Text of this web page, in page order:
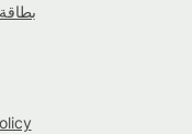
بطاقة